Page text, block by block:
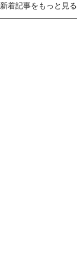
新着記事をもっと見る